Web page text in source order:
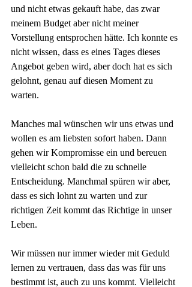
und nicht etwas gekauft habe, das zwar
meinem Budget aber nicht meiner
Vorstellung entsprochen hätte. Ich konnte es
nicht wissen, dass es eines Tages dieses
Angebot geben wird, aber doch hat es sich
gelohnt, genau auf diesen Moment zu
warten.
Manches mal wünschen wir uns etwas und
wollen es am liebsten sofort haben. Dann
gehen wir Kompromisse ein und bereuen
vielleicht schon bald die zu schnelle
Entscheidung. Manchmal spüren wir aber,
dass es sich lohnt zu warten und zur
richtigen Zeit kommt das Richtige in unser
Leben.
Wir müssen nur immer wieder mit Geduld
lernen zu vertrauen, dass das was für uns
bestimmt ist, auch zu uns kommt. Vielleicht